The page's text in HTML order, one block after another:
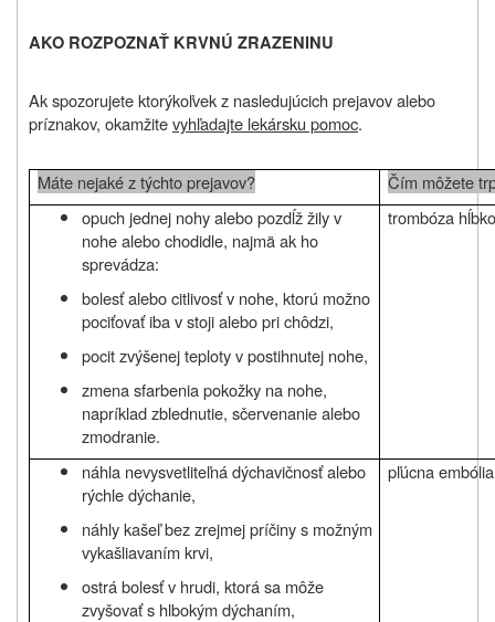
AKO ROZPOZNAŤ KRVNÚ ZRAZENINU
Ak spozorujete ktorýkoľvek z nasledujúcich prejavov alebo
príznakov, okamžitevyhľadajte lekársku pomoc.
Máte nejaké z týchto prejavov?
Čím môžete
opuch jednej nohy alebo pozdĺž žily v
nohe alebo chodidle, najmä ak ho
sprevádza:
bolesť alebo citlivosť v nohe, ktorú možno
pociťovať iba v stoji alebo pri chôdzi,
pocit zvýšenej teploty v postihnutej nohe,
zmena sfarbenia pokožky na nohe,
napríklad zblednutie, sčervenanie alebo
zmodranie.
trombóza
náhla nevysvetliteľná dýchavičnosť alebo
rýchle dýchanie,
náhly kašeľ bez zrejmej príčiny s možným
vykašliavaním krvi,
ostrá bolesť v hrudi, ktorá sa môže
zvyšovať s hlbokým dýchaním,
pľúcna embólia